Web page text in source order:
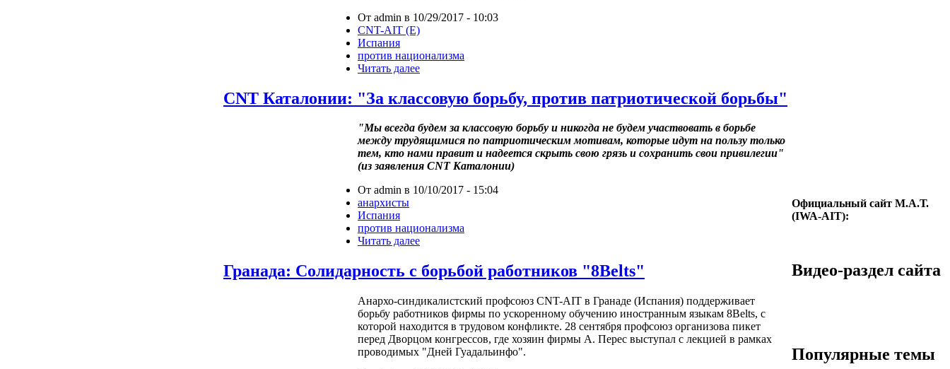
От admin в 10/29/2017 - 10:03
CNT-AIT (E)
Испания
против национализма
Читать далее
CNT Каталонии: "За классовую борьбу, против патриотической борьбы"
"Мы всегда будем за классовую борьбу и никогда не будем участвовать в борьбе
между трудящимися по патриотическим мотивам, которые идут на пользу только
тем, кто нами правит и надеется скрыть свою грязь и сохранить свои привилегии"
(из заявления CNT Каталонии)
От admin в 10/10/2017 - 15:04
анархисты
Испания
против национализма
Читать далее
Гранада: Солидарность с борьбой работников "8Belts"
Анархо-синдикалистский профсоюз CNT-AIT в Гранаде (Испания) поддерживает
борьбу работников фирмы по ускоренному обучению иностранным языкам 8Belts, с
которой находится в трудовом конфликте. 28 сентября профсоюз организова пикет
перед Дворцом конгрессов, где хозяин фирмы А. Перес выступал с лекцией в рамках
проводимых "Дней Гуадальинфо".
Официальный сайт М.А.Т.
(IWA-AIT):
Видео-раздел сайта
Популярные темы